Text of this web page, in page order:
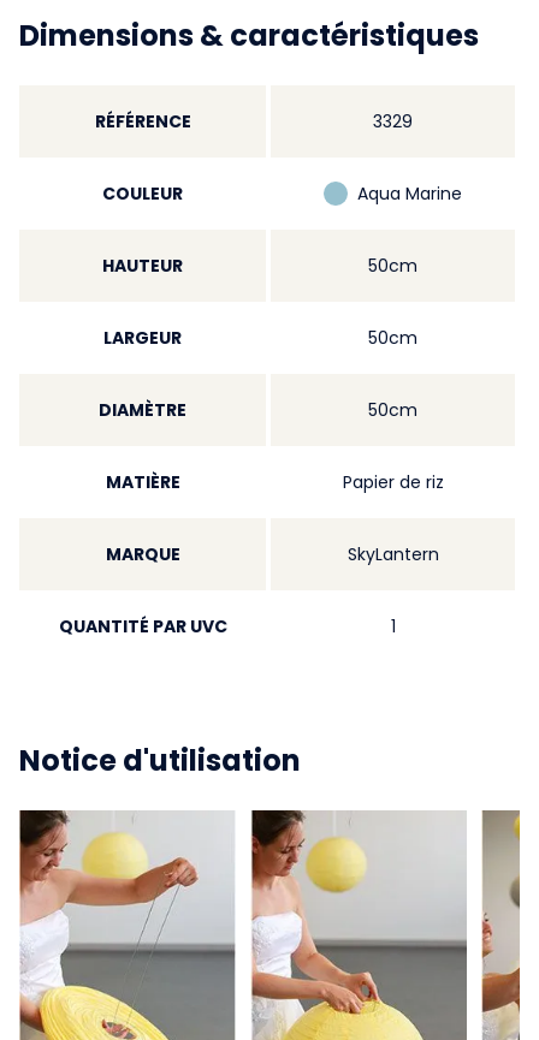
Dimensions & caractéristiques
RÉFÉRENCE 3329
COULEUR Aqua Marine
HAUTEUR 50cm
LARGEUR 50cm
DIAMÈTRE 50cm
MATIÈRE Papier de riz
MARQUE SkyLantern
QUANTITÉ PAR UVC 1
Notice d'utilisation